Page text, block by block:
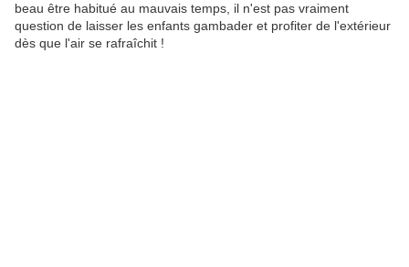
beau être habitué au mauvais temps, il n'est pas vraiment
question de laisser les enfants gambader et profiter de l'extérieur
dès que l'air se rafraîchit !